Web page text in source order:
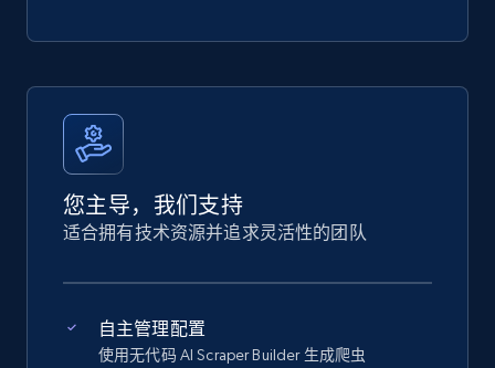
您主导，我们支持
适合拥有技术资源并追求灵活性的团队
自主管理配置
使用无代码 AI Scraper Builder 生成爬虫